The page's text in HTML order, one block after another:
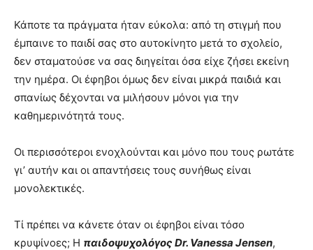
Κάποτε τα πράγματα ήταν εύκολα: από τη στιγμή που
έμπαινε το παιδί σας στο αυτοκίνητο μετά το σχολείο,
δεν σταματούσε να σας διηγείται όσα είχε ζήσει εκείνη
την ημέρα. Οι έφηβοι όμως δεν είναι μικρά παιδιά και
σπανίως δέχονται να μιλήσουν μόνοι για την
καθημερινότητά τους.
Οι περισσότεροι ενοχλούνται και μόνο που τους ρωτάτε
γι’ αυτήν και οι απαντήσεις τους συνήθως είναι
μονολεκτικές.
Τί πρέπει να κάνετε όταν οι έφηβοι είναι τόσο
κρυψίνοες; Η παιδοψυχολόγος Dr. Vanessa Jensen,